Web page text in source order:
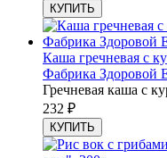
КУПИТЬ
Каша гречневая с
Фабрика Здоровой
Гречневая каша с
232 ₽
КУПИТЬ